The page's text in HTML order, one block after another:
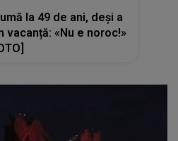
la 49 de ani, deși a
«Nu e noroc!»